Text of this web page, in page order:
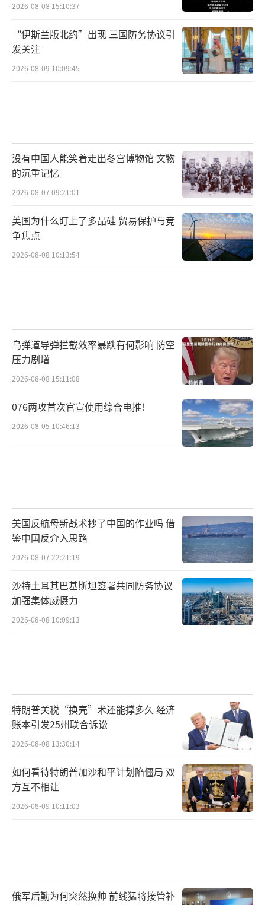
2026-08-08 15:10:37
“伊斯兰版北约”出现 三国防务协议引
发关注
2026-08-09 10:09:45
没有中国人能笑着走出冬宫博物馆 文物
的沉重记忆
2026-08-07 09:21:01
美国为什么盯上了多晶硅 贸易保护与竞
争焦点
2026-08-08 10:13:54
乌弹道导弹拦截效率暴跌有何影响 防空
压力剧增
2026-08-08 15:11:08
076两攻首次官宣使用综合电推！
2026-08-05 10:46:13
美国反航母新战术抄了中国的作业吗 借
鉴中国反介入思路
2026-08-07 22:21:19
沙特土耳其巴基斯坦签署共同防务协议
加强集体威慑力
2026-08-08 10:09:13
特朗普关税“换壳”术还能撑多久 经济
账本引发25州联合诉讼
2026-08-08 13:30:14
如何看待特朗普加沙和平计划陷僵局 双
方互不相让
2026-08-09 10:11:03
俄军后勤为何突然换帅 前线猛将接管补